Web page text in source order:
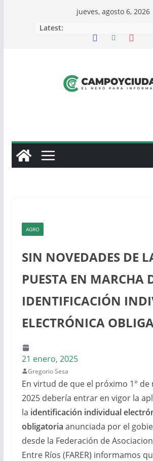
jueves, agosto 6, 2026
Latest:
AGRO
SIN NOVEDADES DE
PUESTA EN MARCHA
IDENTIFICACIÓN
ELECTRÓNICA
21 enero, 2025
Gregorio Sesa
En virtud de que el próximo 1° de
2025 debería entrar en vigor la
la identificación individual
obligatoria anunciada por el
desde la Federación de
Entre Ríos (FARER) informamos